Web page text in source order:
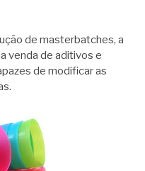
de masterbatches, a
venda de aditivos e
de modificar as